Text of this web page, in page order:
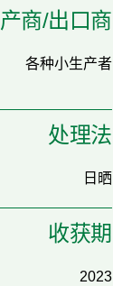
商/出口商
各种小生产者
处理法
日晒
收获期
2023